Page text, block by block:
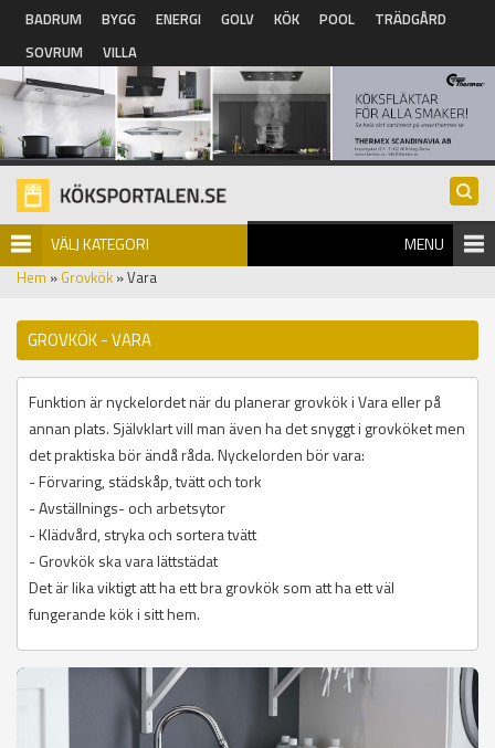
Hoppa till huvudinnehåll
BADRUM BYGG ENERGI GOLV KÖK POOL
TRÄDGÅRD
SOVRUM
VILLA
VÄLJ KATEGORI MENU
Hem » Grovkök » Vara
GROVKÖK - VARA
Funktion är nyckelordet när du planerar grovkök i Vara eller på
annan plats. Självklart vill man även ha det snyggt i grovköket men
det praktiska bör ändå råda. Nyckelorden bör vara:
- Förvaring, städskåp, tvätt och tork
- Avställnings- och arbetsytor
- Klädvård, stryka och sortera tvätt
- Grovkök ska vara lättstädat
Det är lika viktigt att ha ett bra grovkök som att ha ett väl
fungerande kök i sitt hem.